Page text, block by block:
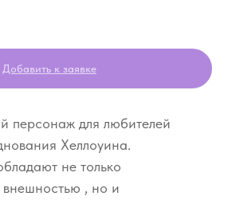
Добавить к заявке
персонаж для любителей
Хеллоуина.
не только
, но и